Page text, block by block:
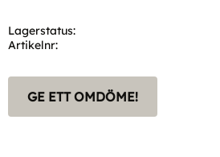
Lagerstatus
Artikelnr
GE ETT OMDÖME!